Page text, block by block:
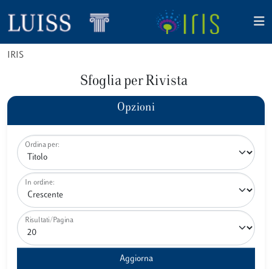
IRIS
Sfoglia per Rivista
Opzioni
Ordina per:
In ordine:
Risultati/Pagina